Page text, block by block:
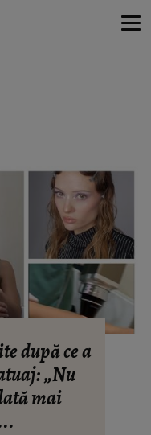
după ce a
„Nu
mai